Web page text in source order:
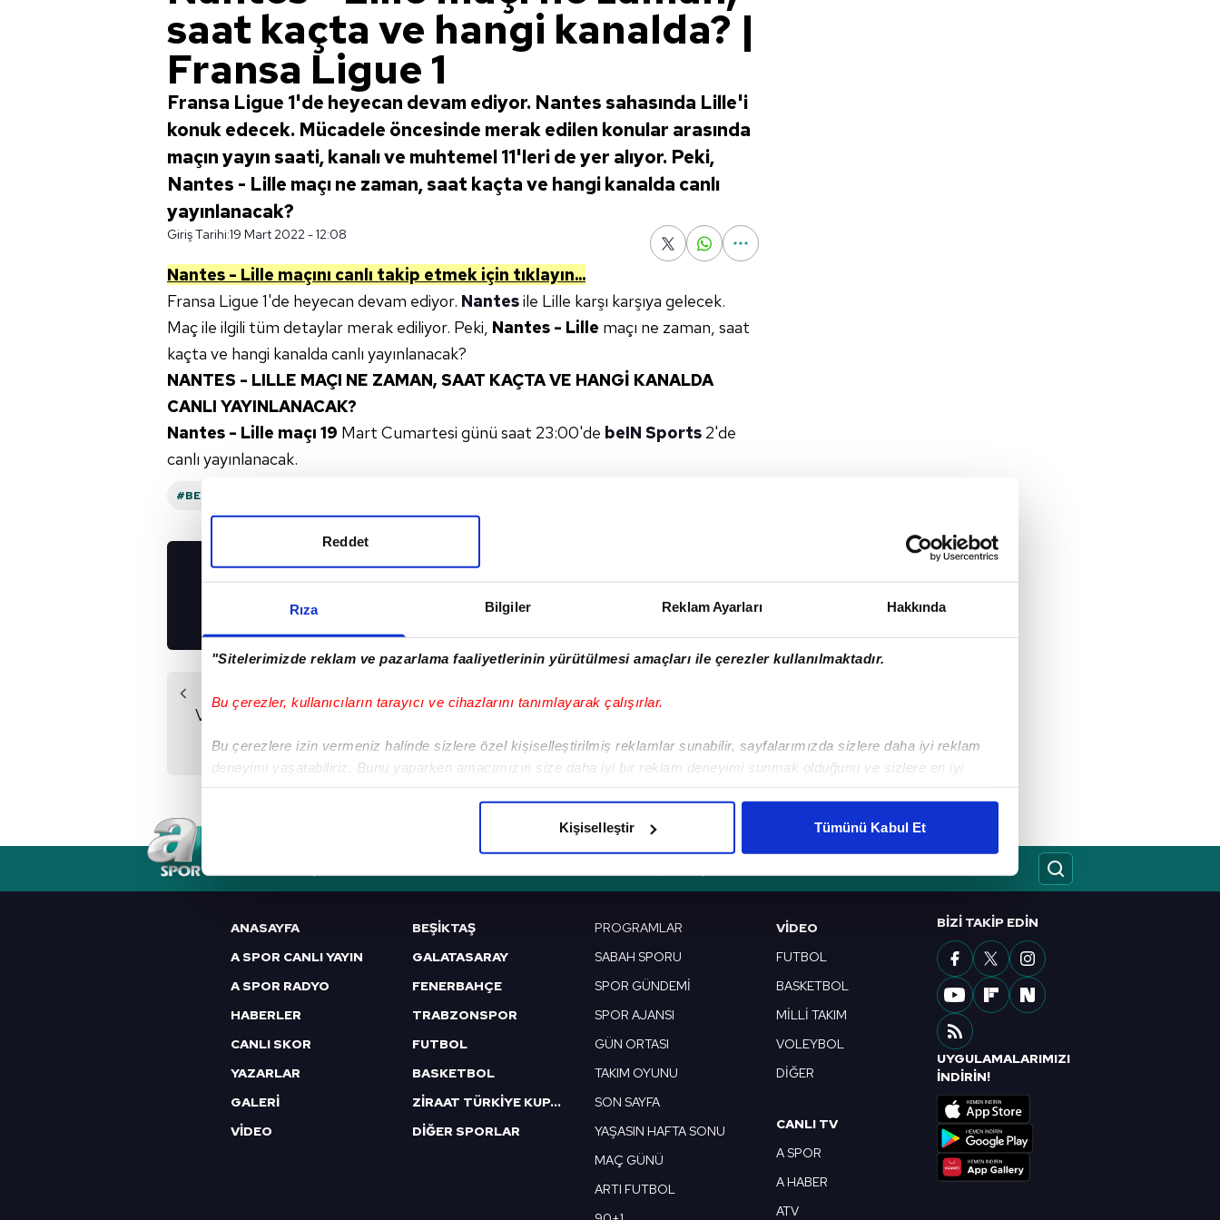
Rıza Bilgiler Reklam Ayarları Hakkında
"Sitelerimizde reklam ve pazarlama faaliyetlerinin yürütülmesi amaçları ile çerezler kullanılmaktadır.
Bu çerezler, kullanıcıların tarayıcı ve cihazlarını tanımlayarak çalışırlar.
Bu çerezlere izin vermeniz halinde sizlere özel kişiselleştirilmiş reklamlar sunabilir, sayfalarımızda sizlere daha iyi reklam
deneyimi yaşatabiliriz. Bunu yaparken amacımızın size daha iyi bir reklam deneyimi sunmak olduğunu ve sizlere en iyi
Her halükârda, kullanıcılar, bu çerezlere izin vermedikleri takdirde, kullanıcılara hedefli reklamlar gösterilmeyecektir."
çerezler vasıtasıyla çeşitli kişisel verileriniz işlenmekte olup gerekli olan çerezler bilgi toplumu hizmetlerinin sunulması
amacıyla kullanılmaktadır. Diğer çerezler, sitemizin daha işlevsel kılınması ve kişiselleştirilmesi ve sizlere yönelik
reklam/pazarlama faaliyetlerinin yapılması, amaçlarıyla sınırlı olarak açık rızanız dahilinde kullanılacaktır.
Çerezlere ilişkin tercihlerinizi aşağıda yer alan panel vasıtasıyla belirleyebilirsiniz. Çerezlere ilişkin detaylı bilgi için Ayarlar
6698 sayılı Kişisel Verilerin Korunması Kanunu uyarınca hazırlanmış Aydınlatma Metnimizi okumak ve sitemizde ilgili
mevzuata uygun olarak kullanılan çerezlerle ilgili bilgi almak için lütfen
Reddet
Kişiselleştir Tümünü Kabul Et
saat kaçta ve hangi kanalda? |
Fransa Ligue 1
Fransa Ligue 1'de heyecan devam ediyor. Nantes sahasında Lille'i
konuk edecek. Mücadele öncesinde merak edilen konular arasında
maçın yayın saati, kanalı ve muhtemel 11'leri de yer alıyor. Peki,
Nantes - Lille maçı ne zaman, saat kaçta ve hangi kanalda canlı
yayınlanacak?
Giriş Tarihi:19 Mart 2022 - 12:08
Nantes - Lille maçını canlı takip etmek için tıklayın...
Fransa Ligue 1'de heyecan devam ediyor. Nantesile Lille karşı karşıya gelecek.
Maç ile ilgili tüm detaylar merak ediliyor. Peki, Nantes - Lille maçı ne zaman, saat
kaçta ve hangi kanalda canlı yayınlanacak?
NANTES - LILLE MAÇI NE ZAMAN, SAAT KAÇTA VE HANGİ KANALDA
CANLI YAYINLANACAK?
Nantes - Lille maçı 19 Mart Cumartesi günü saat 23:00'de beIN Sports 2'de
canlı yayınlanacak.
#BEIN SPORTS
UYGULAMALARIMIZI
İNDİRİN!
Önceki Haber
Vallecano - Atletico
Madrid maçı saat
kaçta?
Sonraki Haber
Aston Villa - Arsenal
maçı saat kaçta?
ANASAYFA
A SPOR CANLI YAYIN
A SPOR RADYO
HABERLER
CANLI SKOR
YAZARLAR
GALERİ
VİDEO
BEŞİKTAŞ
GALATASARAY
FENERBAHÇE
TRABZONSPOR
FUTBOL
BASKETBOL
ZİRAAT TÜRKİYE KUPASI
DİĞER SPORLAR
PROGRAMLAR
SABAH SPORU
SPOR GÜNDEMİ
SPOR AJANSI
GÜN ORTASI
TAKIM OYUNU
SON SAYFA
YAŞASIN HAFTA SONU
MAÇ GÜNÜ
ARTI FUTBOL
VIDEO
FUTBOL
BASKETBOL
MİLLİ TAKIM
VOLEYBOL
DİĞER
CANLI TV
A SPOR
A HABER
ATV
BIZI TAKIP EDIN
UYGULAMALARIMIZI
İNDİRİN!